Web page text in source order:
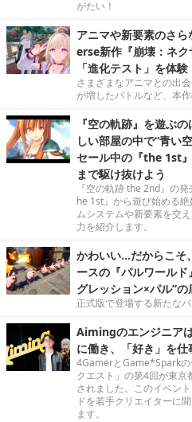
がたい！
アニマや新要素のさ
erse新作『崩壊：ネ
「進化テスト」を体験
さまざまなアニマとの出
が増したバトルなど、本
『空の軌跡』を遊ぶ
しい部屋の中で“青い
セール中の『the 1st
まで駆け抜けよう
『空の軌跡 the 2nd』の
he 1st』から遊び始める
ムシステムや新要素を交
力を紹介します。
かわいい…だからこそ
ースの『パルワール
グレッション×パル”
正式版で登場する新たな
Aimingのエンジニア
に働き、「好き」を仕
4GamerとGame*Sparkの
クエスト」の第4回が東京
されました。このイベン
ドを若手クリエイターに
ます。